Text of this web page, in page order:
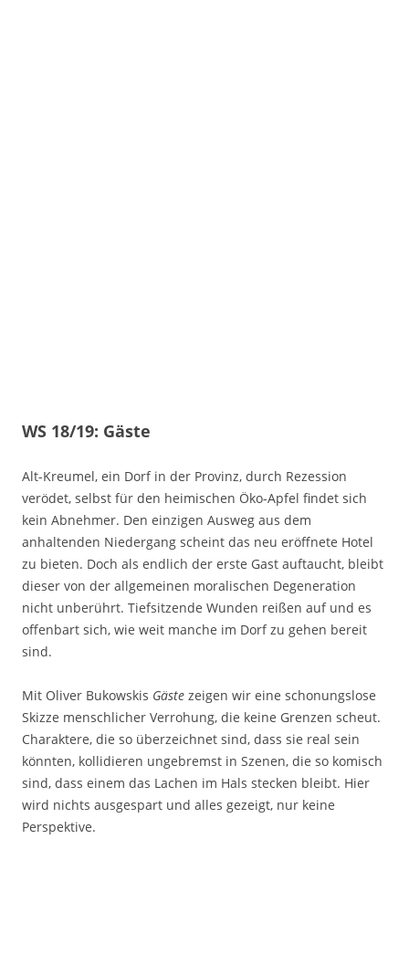
WS 18/19: Gäste
Alt-Kreumel, ein Dorf in der Provinz, durch Rezession
verödet, selbst für den heimischen Öko-Apfel findet sich
kein Abnehmer. Den einzigen Ausweg aus dem
anhaltenden Niedergang scheint das neu eröffnete Hotel
zu bieten. Doch als endlich der erste Gast auftaucht, bleibt
dieser von der allgemeinen moralischen Degeneration
nicht unberührt. Tiefsitzende Wunden reißen auf und es
offenbart sich, wie weit manche im Dorf zu gehen bereit
sind.
Mit Oliver Bukowskis Gäste zeigen wir eine schonungslose
Skizze menschlicher Verrohung, die keine Grenzen scheut.
Charaktere, die so überzeichnet sind, dass sie real sein
könnten, kollidieren ungebremst in Szenen, die so komisch
sind, dass einem das Lachen im Hals stecken bleibt. Hier
wird nichts ausgespart und alles gezeigt, nur keine
Perspektive.